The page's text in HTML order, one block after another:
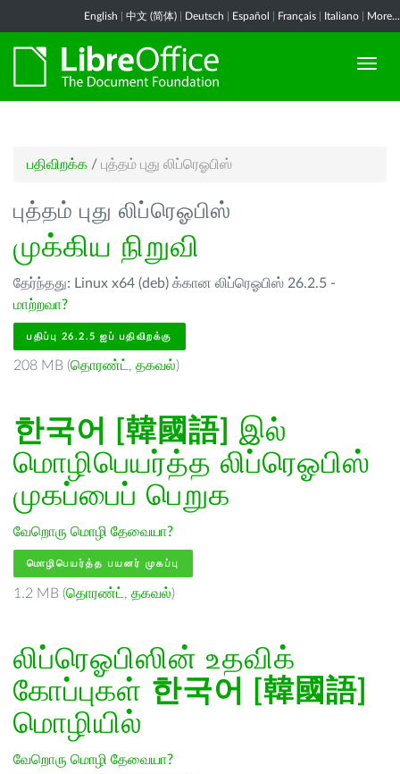
English 中文 (简体) Deutsch Español Français Italiano More...
பதிவிறக்க / புத்தம் புது லிப்ரெஓபிஸ்
புத்தம் புது லிப்ரெஓபிஸ்
முக்கிய நிறுவி
தேர்ந்தது: Linux x64 (deb) க்கான லிப்ரெஓபிஸ் 26.2.5 -
மாற்றவா?
பதிப்பு 26.2.5 ஐப் பதிவிறக்கு
208 MB (தொரண்ட் , தகவல்)
한국어 [韓國語]
இல்
மொழிபெயர்த்த லிப்ரெஓபிஸ்
முகப்பைப் பெறுக
வேறொரு மொழி தேவையா?
மொழிபெயர்த்த பயனர் முகப்பு
1.2 MB (தொரண்ட் , தகவல்)
லிப்ரெஓபிஸின் உதவிக்
கோப்புகள் 한국어 [韓國語]
மொழியில்
வேறொரு மொழி தேவையா?